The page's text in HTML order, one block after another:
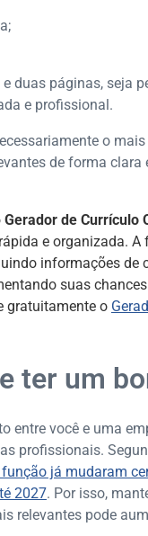
duas páginas, seja
e profissional.
o
de forma clara
Gerador de Currículo
e organizada.
informações de
suas
gratuitamente o
ter um
entre você e uma
profissionais.
já mudaram
2027. Por isso,
relevantes pode